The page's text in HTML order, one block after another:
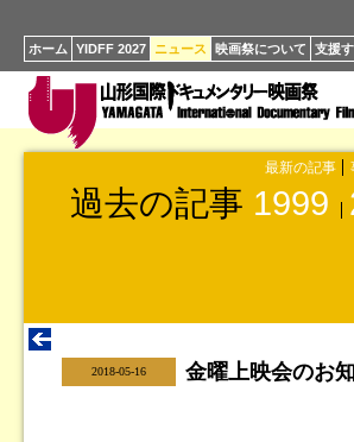
ホーム YIDFF 2027 ニュース 映画祭について 支援
最新の記事
過去の記事 1999
2018-05-16 金曜上映会のお